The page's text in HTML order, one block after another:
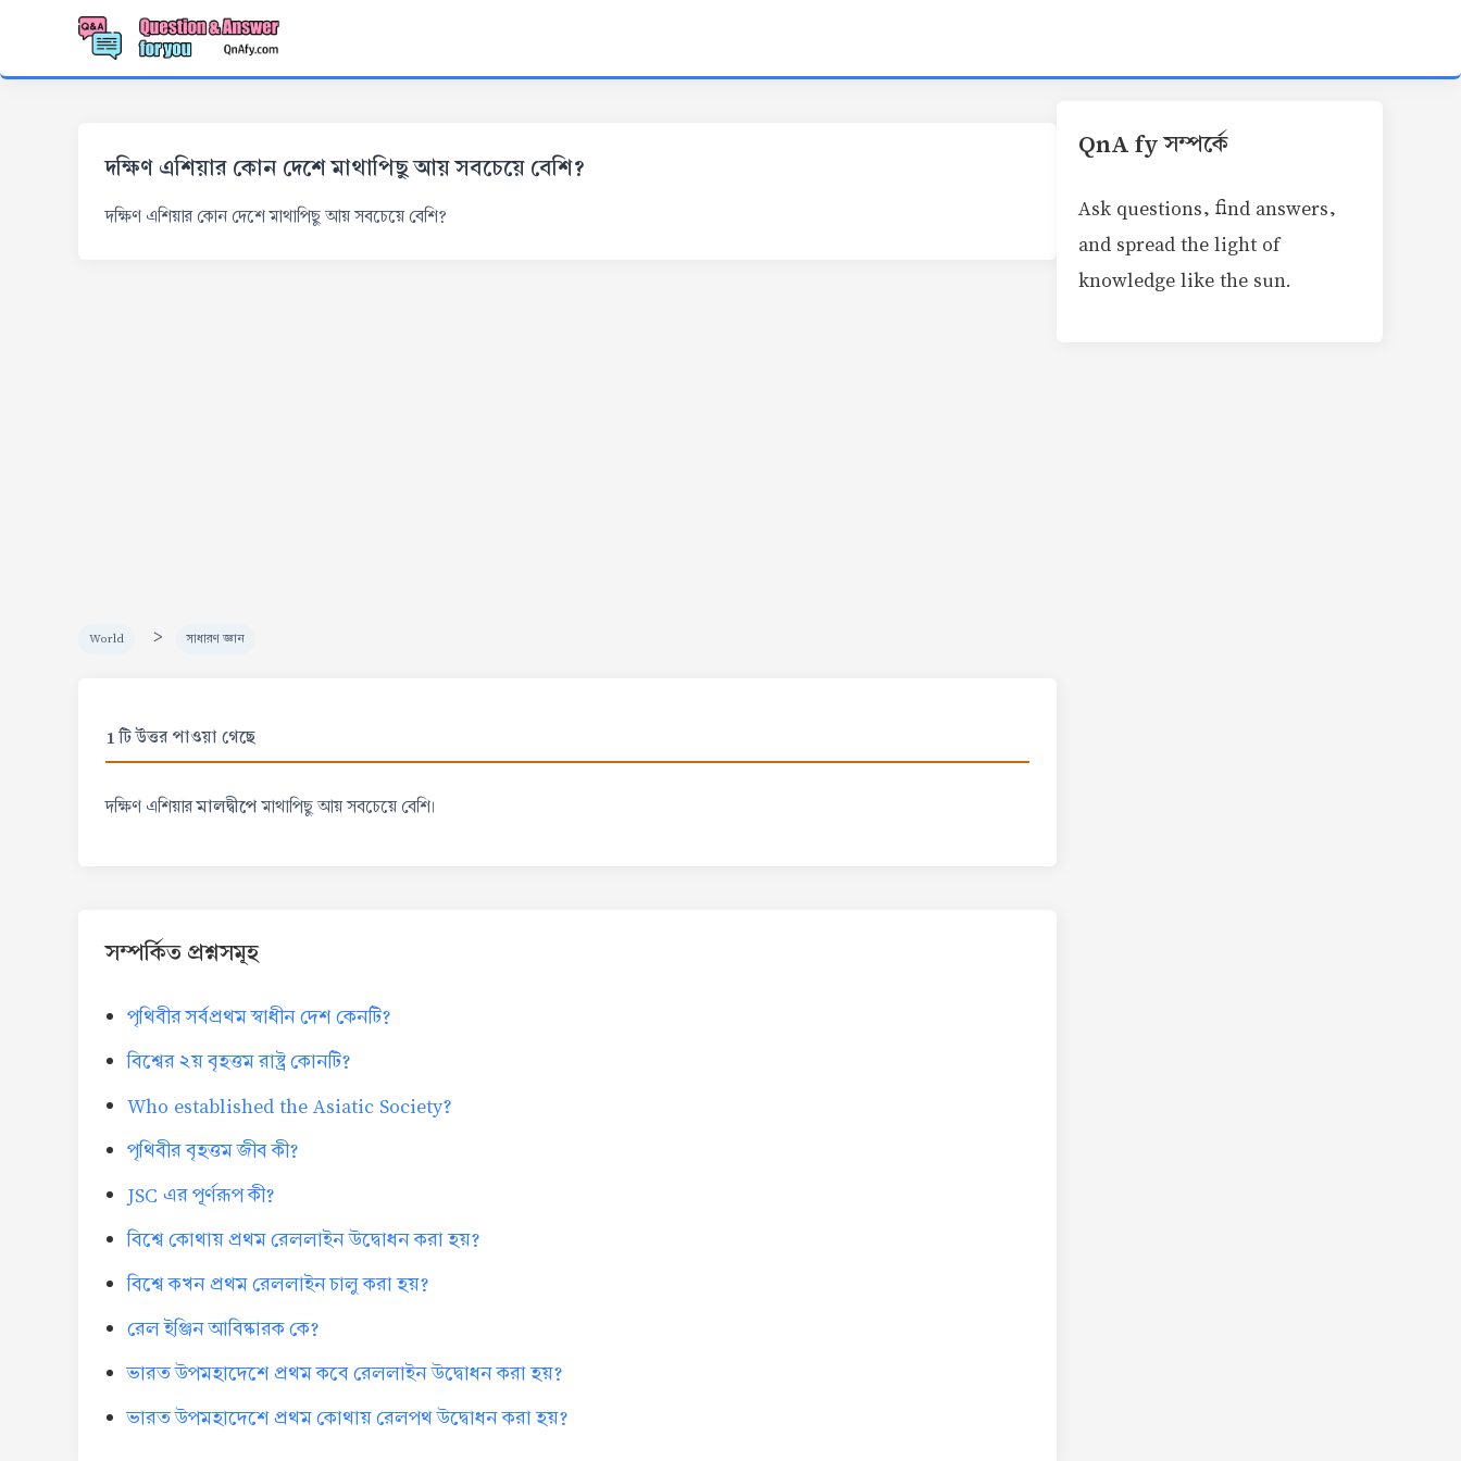
দক্ষিণ এশিয়ার কোন দেশে মাথাপিছু আয় সবচেয়ে বেশি?
দক্ষিণ এশিয়ার কোন দেশে মাথাপিছু আয় সবচেয়ে বেশি?
World > সাধারণ জ্ঞান
1 টি উত্তর পাওয়া গেছে
দক্ষিণ এশিয়ারমালদ্বীপেমাথাপিছু আয় সবচেয়ে বেশি।
সম্পর্কিত প্রশ্নসমূহ
পৃথিবীর সর্বপ্রথম স্বাধীন দেশ কেনটি?
বিশ্বের ২য় বৃহত্তম রাষ্ট্র কোনটি?
Who established the Asiatic Society?
পৃথিবীর বৃহত্তম জীব কী?
JSC এর পূর্ণরূপ কী?
বিশ্বে কোথায় প্রথম রেললাইন উদ্বোধন করা হয়?
বিশ্বে কখন প্রথম রেললাইন চালু করা হয়?
রেল ইঞ্জিন আবিষ্কারক কে?
ভারত উপমহাদেশে প্রথম কবে রেললাইন উদ্বোধন করা হয়?
ভারত উপমহাদেশে প্রথম কোথায় রেলপথ উদ্বোধন করা হয়?
QnA fy সম্পর্কে
Ask questions, find answers,
and spread the light of
knowledge like the sun.